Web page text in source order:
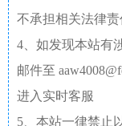
不承担相关法律责
4、如发现本站有
邮件至
进入实时客服
5、本站一律禁止